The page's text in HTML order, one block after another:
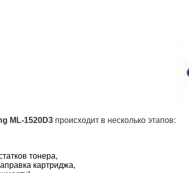
ML-1520D3 происходит в несколько этапов:
тонера,
картриджа,